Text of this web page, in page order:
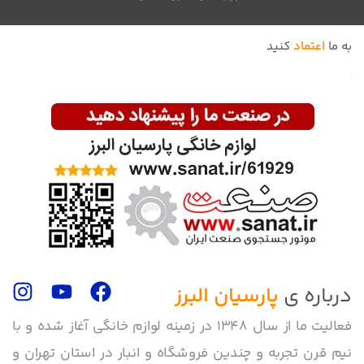
درباره ی پارسیان البرز
فعالیت ما از سال 1348 در زمینه لوازم خانگی آغاز شده و با
نیم قرن تجربه و چندین فروشگاه و انبار در استان تهران و
به ما اعتماد کنید